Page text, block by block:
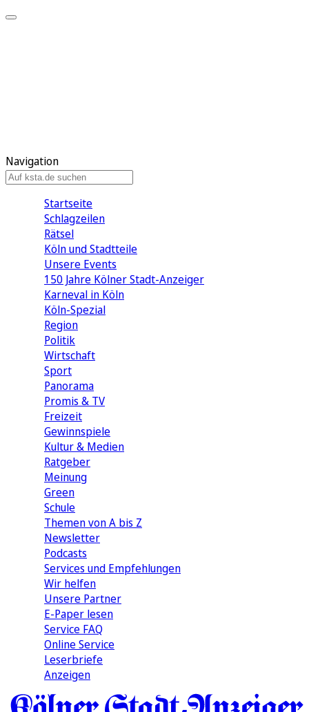
Navigation
Startseite
Schlagzeilen
Rätsel
Köln und Stadtteile
Unsere Events
150 Jahre Kölner Stadt-Anzeiger
Karneval in Köln
Köln-Spezial
Region
Politik
Wirtschaft
Sport
Panorama
Promis & TV
Freizeit
Gewinnspiele
Kultur & Medien
Ratgeber
Meinung
Green
Schule
Themen von A bis Z
Newsletter
Podcasts
Services und Empfehlungen
Wir helfen
Unsere Partner
E-Paper lesen
Service FAQ
Online Service
Leserbriefe
Anzeigen